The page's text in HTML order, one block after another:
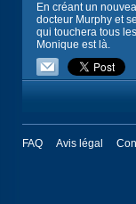
En créant un
docteur Murphy et
qui touchera tous
Monique est là.
FAQ Avis légal